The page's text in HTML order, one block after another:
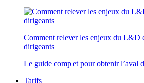
Comment relever les enjeux du L&D
dirigeants
Le guide complet pour obtenir l’aval
Tarifs